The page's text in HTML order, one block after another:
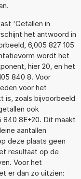
'Getallen in
het antwoord in
6,005 827 105
wordt het
hier 20, en het
840 8. Voor
voor het
is, zoals bijvoorbeeld
ook
840 8E+20. Dit maakt
aantallen
deze plaats geen
resultaat op de
Voor het
er dan zo uitzien: